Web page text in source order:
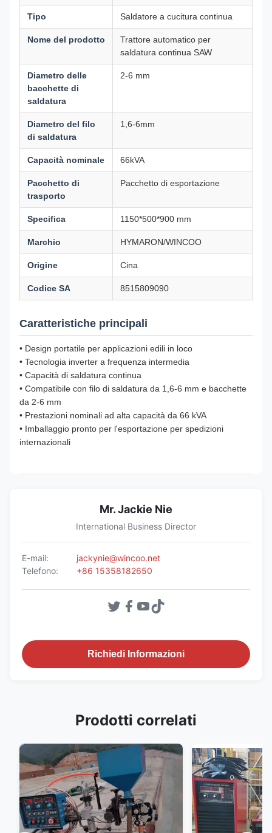
Tipo Saldatore a cucitura continua
Nome del prodotto
Trattore automatico per
saldatura continua SAW
Diametro delle
bacchette di
saldatura
2-6 mm
Diametro del filo
di saldatura
1,6-6mm
Capacità nominale 66kVA
Pacchetto di
trasporto
Pacchetto di esportazione
Specifica 1150*500*900 mm
Marchio HYMARON/WINCOO
Origine Cina
Codice SA 8515809090
Caratteristiche principali
• Design portatile per applicazioni edili in loco
• Tecnologia inverter a frequenza intermedia
• Capacità di saldatura continua
• Compatibile con filo di saldatura da 1,6-6 mm e bacchette
da 2-6 mm
• Prestazioni nominali ad alta capacità da 66 kVA
• Imballaggio pronto per l'esportazione per spedizioni
internazionali
Mr. Jackie Nie
International Business Director
E-mail:
jackynie@wincoo.net
Telefono:
+86 15358182650
Richiedi Informazioni
Prodotti correlati